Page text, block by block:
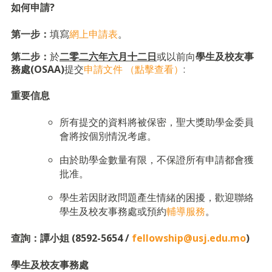
如何申請?
第一步： 填寫網上申請表。
第二步： 於二零二六年六月十二日或以前向學生及校友事
務處(OSAA)提交申請文件 （點擊查看） :
重要信息
所有提交的資料將被保密，聖大獎助學金委員
會將按個別情況考慮。
由於助學金數量有限，不保證所有申請都會獲
批准。
學生若因財政問題產生情緒的困擾，歡迎聯絡
學生及校友事務處或預約輔導服務。
查詢：譚小姐 (8592-5654 / fellowship@usj.edu.mo)
學生及校友事務處